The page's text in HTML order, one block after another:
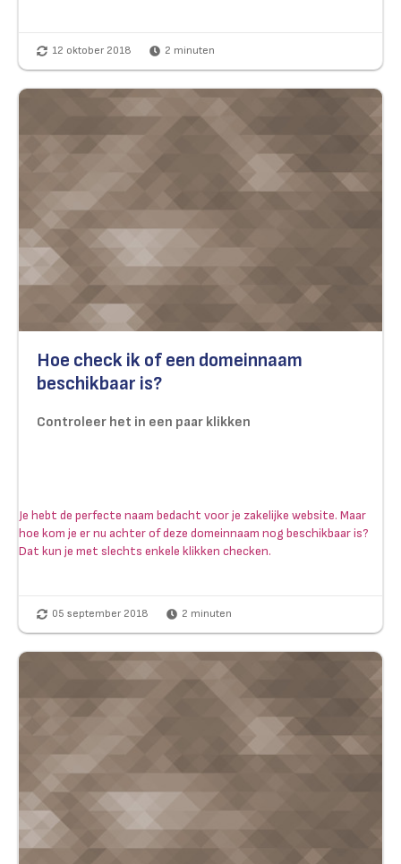
12 oktober 2018 2 minuten
Hoe check ik of een domeinnaam
beschikbaar is?
Controleer het in een paar klikken
Je hebt de perfecte naam bedacht voor je zakelijke website. Maar
hoe kom je er nu achter of deze domeinnaam nog beschikbaar is?
Dat kun je met slechts enkele klikken checken.
05 september 2018 2 minuten